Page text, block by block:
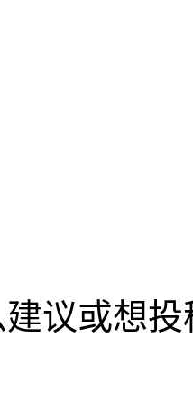
议或想投